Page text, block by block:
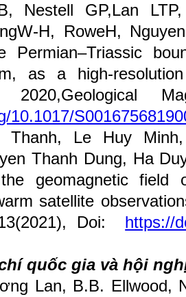
Nestell GP,Lan
H, RoweH,
Permian–Triassic
as a high-
2020,Geological
10.1017/
Thanh, Le Huy
Thanh Dung, Ha
geomagnetic field
satellite
Doi: https://
quốc gia và hội
Lan, B.B. Ellwood,